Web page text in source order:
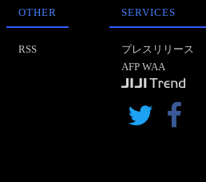
OTHER
RSS
SERVICES
プレスリリース
AFP WAA